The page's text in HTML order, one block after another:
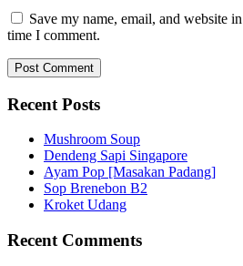
Save my name, email, and website
time I comment.
Recent Posts
Mushroom Soup
Dendeng Sapi Singapore
Ayam Pop [Masakan Padang]
Sop Brenebon B2
Kroket Udang
Recent Comments